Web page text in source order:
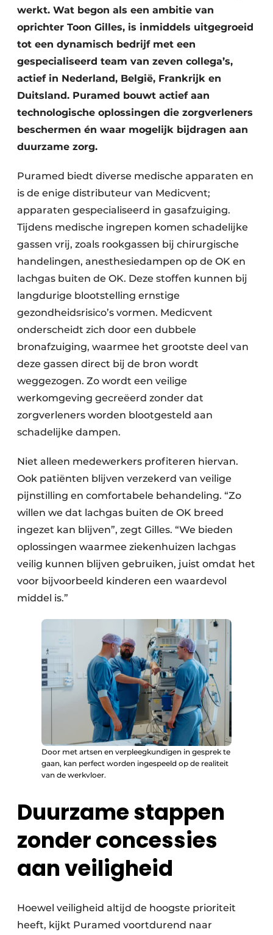
werkt. Wat begon als een ambitie van
oprichter Toon Gilles, is inmiddels uitgegroeid
tot een dynamisch bedrijf met een
gespecialiseerd team van zeven collega’s,
actief in Nederland, België, Frankrijk en
Duitsland. Puramed bouwt actief aan
technologische oplossingen die zorgverleners
beschermen én waar mogelijk bijdragen aan
duurzame zorg.
Puramed biedt diverse medische apparaten en
is de enige distributeur van Medicvent;
apparaten gespecialiseerd in gasafzuiging.
Tijdens medische ingrepen komen schadelijke
gassen vrij, zoals rookgassen bij chirurgische
handelingen, anesthesiedampen op de OK en
lachgas buiten de OK. Deze stoffen kunnen bij
langdurige blootstelling ernstige
gezondheidsrisico’s vormen. Medicvent
onderscheidt zich door een dubbele
bronafzuiging, waarmee het grootste deel van
deze gassen direct bij de bron wordt
weggezogen. Zo wordt een veilige
werkomgeving gecreëerd zonder dat
zorgverleners worden blootgesteld aan
schadelijke dampen.
Niet alleen medewerkers profiteren hiervan.
Ook patiënten blijven verzekerd van veilige
pijnstilling en comfortabele behandeling. “Zo
willen we dat lachgas buiten de OK breed
ingezet kan blijven”, zegt Gilles. “We bieden
oplossingen waarmee ziekenhuizen lachgas
veilig kunnen blijven gebruiken, juist omdat het
voor bijvoorbeeld kinderen een waardevol
middel is.”
Door met artsen en verpleegkundigen in gesprek te
gaan, kan perfect worden ingespeeld op de realiteit
van de werkvloer.
Duurzame stappen
zonder concessies
aan veiligheid
Hoewel veiligheid altijd de hoogste prioriteit
heeft, kijkt Puramed voortdurend naar